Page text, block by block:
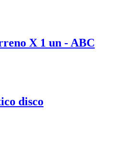
X 1 un - ABC
disco